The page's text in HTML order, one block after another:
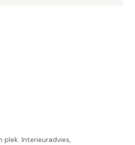
plek. Interieuradvies,